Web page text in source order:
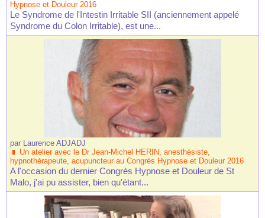
Hypnose et Douleur 2016
Le Syndrome de l'Intestin Irritable SII (anciennement appelé
Syndrome du Colon Irritable), est une...
par Laurence ADJADJ
Un atelier avec le Dr Jean-Michel HERIN, anesthésiste,
hypnothérapeute, acupuncteur au Congrès Hypnose et Douleur 2016
A l'occasion du dernier Congrès Hypnose et Douleur de St
Malo, j'ai pu assister, bien qu'étant...